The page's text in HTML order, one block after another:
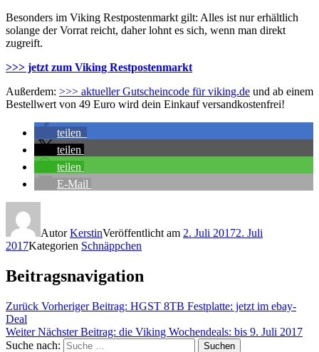
Besonders im Viking Restpostenmarkt gilt: Alles ist nur erhältlich
solange der Vorrat reicht, daher lohnt es sich, wenn man direkt
zugreift.
>>> jetzt zum Viking Restpostenmarkt
Außerdem: >>> aktueller Gutscheincode für viking.de und ab einem
Bestellwert von 49 Euro wird dein Einkauf versandkostenfrei!
teilen
teilen
teilen
E-Mail
AutorKerstinVeröffentlicht am 2. Juli 20172. Juli
2017Kategorien Schnäppchen
Beitragsnavigation
Zurück Vorheriger Beitrag: HGST 8TB Festplatte: jetzt im ebay-
Deal
Weiter Nächster Beitrag: die Viking Wochendeals: bis 9. Juli 2017
Suche nach:
Suchen